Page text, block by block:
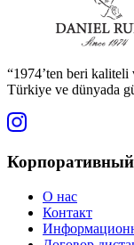
“1974’ten beri kaliteli
Türkiye ve dünyada
Корпоративный
О нас
Контакт